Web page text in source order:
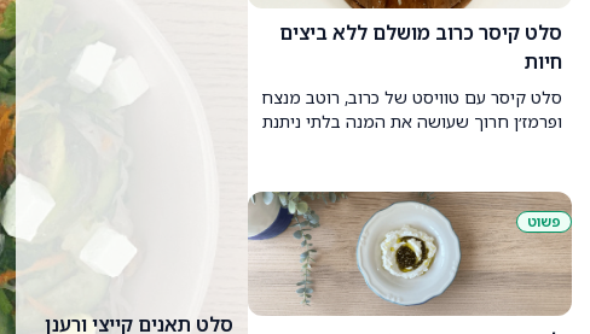
סלט תאנים קייצי ורענן
סלט קיסר כרוב מושלם ללא ביצים
חיות
סלט קיסר עם טוויסט של כרוב, רוטב מנצח
ופרמז׳ן חרוך שעושה את המנה בלתי ניתנת
פשוט